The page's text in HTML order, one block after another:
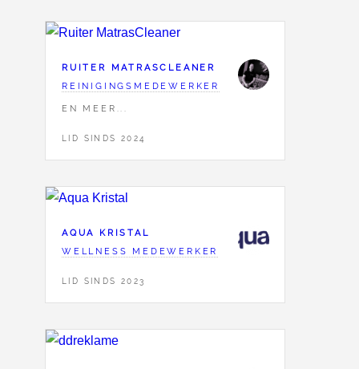
RUITER MATRASCLEANER
REINIGINGSMEDEWERKER
EN MEER...
LID SINDS 2024
AQUA KRISTAL
WELLNESS MEDEWERKER
LID SINDS 2023